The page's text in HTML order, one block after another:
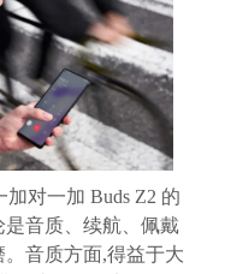
对一加 Buds Z2 的
音质、续航、佩戴
音质方面,得益于大